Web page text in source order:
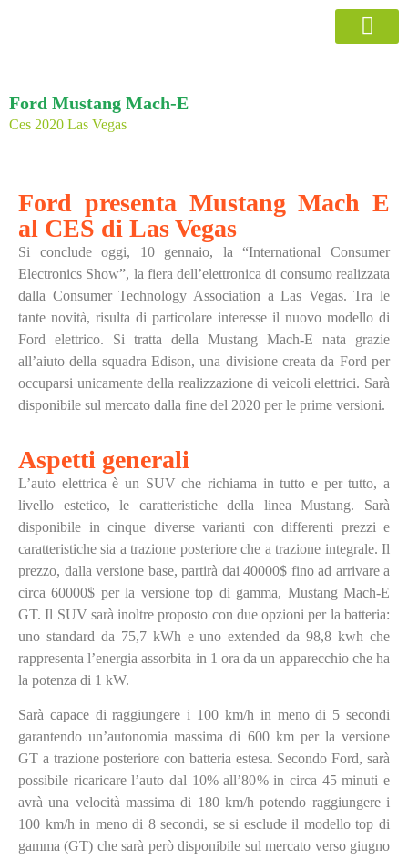
Ford Mustang Mach-E
Ces 2020 Las Vegas
Ford presenta Mustang Mach E
al CES di Las Vegas
Si conclude oggi, 10 gennaio, la “International Consumer
Electronics Show”, la fiera dell’elettronica di consumo realizzata
dalla Consumer Technology Association a Las Vegas. Tra le
tante novità, risulta di particolare interesse il nuovo modello di
Ford elettrico. Si tratta della Mustang Mach-E nata grazie
all’aiuto della squadra Edison, una divisione creata da Ford per
occuparsi unicamente della realizzazione di veicoli elettrici. Sarà
disponibile sul mercato dalla fine del 2020 per le prime versioni.
Aspetti generali
L’auto elettrica è un SUV che richiama in tutto e per tutto, a
livello estetico, le caratteristiche della linea Mustang. Sarà
disponibile in cinque diverse varianti con differenti prezzi e
caratteristiche sia a trazione posteriore che a trazione integrale. Il
prezzo, dalla versione base, partirà dai 40000$ fino ad arrivare a
circa 60000$ per la versione top di gamma, Mustang Mach-E
GT. Il SUV sarà inoltre proposto con due opzioni per la batteria:
uno standard da 75,7 kWh e uno extended da 98,8 kwh che
rappresenta l’energia assorbita in 1 ora da un apparecchio che ha
la potenza di 1 kW.
Sarà capace di raggiungere i 100 km/h in meno di 5 secondi
garantendo un’autonomia massima di 600 km per la versione
GT a trazione posteriore con batteria estesa. Secondo Ford, sarà
possibile ricaricare l’auto dal 10% all’80% in circa 45 minuti e
avrà una velocità massima di 180 km/h potendo raggiungere i
100 km/h in meno di 8 secondi, se si esclude il modello top di
gamma (GT) che sarà però disponibile sul mercato verso giugno